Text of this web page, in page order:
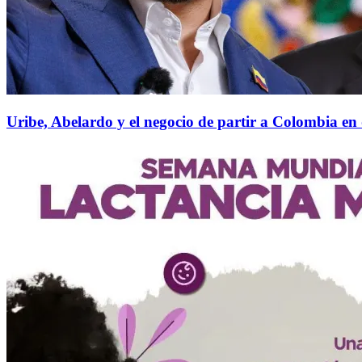
Uribe, Abelardo y el negocio de partir a Colombia en